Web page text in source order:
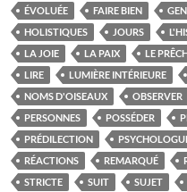
ÉVOLUÉE
FAIRE BIEN
HOLISTIQUES
JOURS
LA JOIE
LA PAIX LE
LIRE
LUMIÈRE INTÉRIEURE
NOMS D'OISEAUX
OBSERVER
PERSONNES
POSSÉDER
PRÉDILECTION
RÉACTIONS
REMARQUÉ
STRICTE
SUIT SUJET